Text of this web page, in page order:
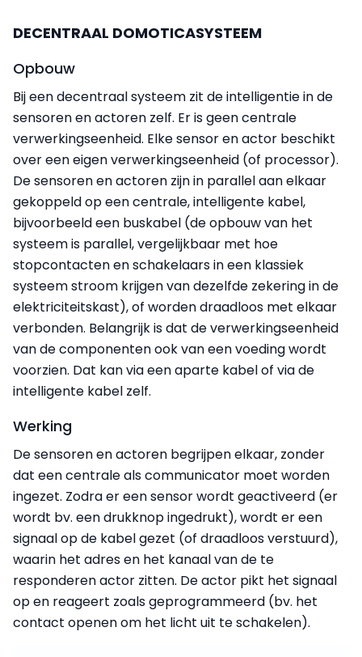
DECENTRAAL DOMOTICASYSTEEM
Opbouw
Bij een decentraal systeem zit de intelligentie in de
sensoren en actoren zelf. Er is geen centrale
verwerkingseenheid. Elke sensor en actor beschikt
over een eigen verwerkingseenheid (of processor).
De sensoren en actoren zijn in parallel aan elkaar
gekoppeld op een centrale, intelligente kabel,
bijvoorbeeld een buskabel (de opbouw van het
systeem is parallel, vergelijkbaar met hoe
stopcontacten en schakelaars in een klassiek
systeem stroom krijgen van dezelfde zekering in de
elektriciteitskast), of worden draadloos met elkaar
verbonden. Belangrijk is dat de verwerkingseenheid
van de componenten ook van een voeding wordt
voorzien. Dat kan via een aparte kabel of via de
intelligente kabel zelf.
Werking
De sensoren en actoren begrijpen elkaar, zonder
dat een centrale als communicator moet worden
ingezet. Zodra er een sensor wordt geactiveerd (er
wordt bv. een drukknop ingedrukt), wordt er een
signaal op de kabel gezet (of draadloos verstuurd),
waarin het adres en het kanaal van de te
responderen actor zitten. De actor pikt het signaal
op en reageert zoals geprogrammeerd (bv. het
contact openen om het licht uit te schakelen).